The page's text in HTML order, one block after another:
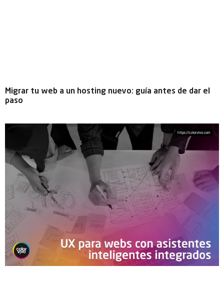
Migrar tu web a un hosting nuevo: guía antes de dar el
paso